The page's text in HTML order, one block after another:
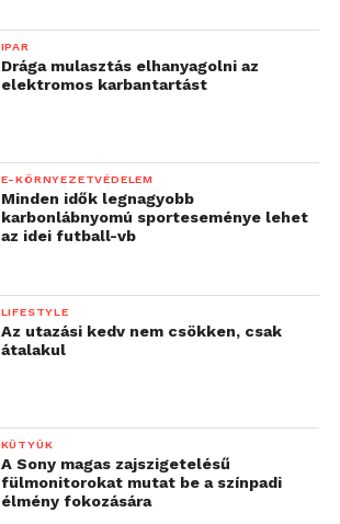
IPAR
Drága mulasztás elhanyagolni az
elektromos karbantartást
E-KÖRNYEZETVÉDELEM
Minden idők legnagyobb
karbonlábnyomú sporteseménye lehet
az idei futball-vb
LIFESTYLE
Az utazási kedv nem csökken, csak
átalakul
KÜTYÜK
A Sony magas zajszigetelésű
fülmonitorokat mutat be a színpadi
élmény fokozására